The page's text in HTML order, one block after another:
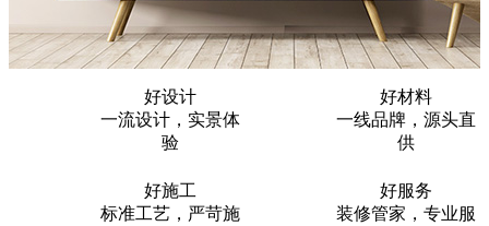
好设计
一流设计，实景体
验
好材料
一线品牌，源头直
供
好施工
标准工艺，严苛施
好服务
装修管家，专业服